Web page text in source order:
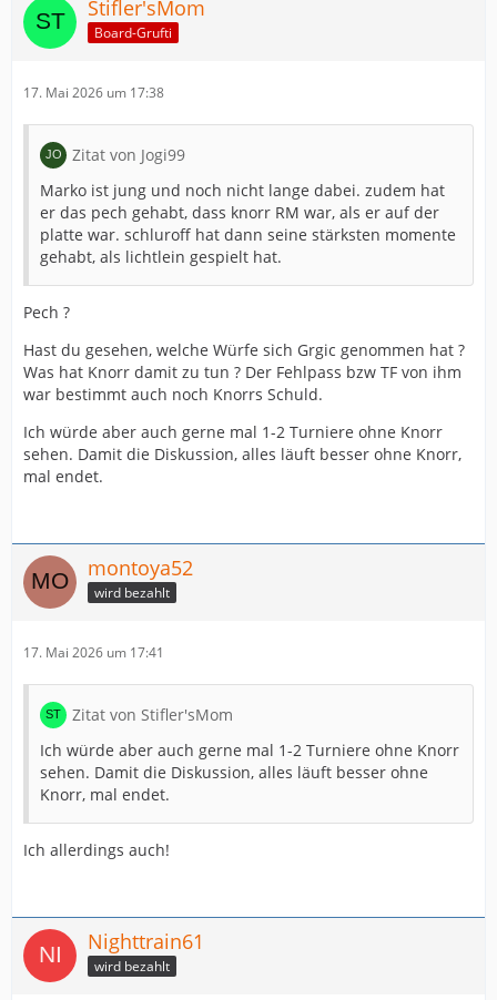
Stifler'sMom
Board-Grufti
17. Mai 2026 um 17:38
Zitat von Jogi99
Marko ist jung und noch nicht lange dabei. zudem hat
er das pech gehabt, dass knorr RM war, als er auf der
platte war. schluroff hat dann seine stärksten momente
gehabt, als lichtlein gespielt hat.
Pech ?
Hast du gesehen, welche Würfe sich Grgic genommen hat ?
Was hat Knorr damit zu tun ? Der Fehlpass bzw TF von ihm
war bestimmt auch noch Knorrs Schuld.
Ich würde aber auch gerne mal 1-2 Turniere ohne Knorr
sehen. Damit die Diskussion, alles läuft besser ohne Knorr,
mal endet.
montoya52
wird bezahlt
17. Mai 2026 um 17:41
Zitat von Stifler'sMom
Ich würde aber auch gerne mal 1-2 Turniere ohne Knorr
sehen. Damit die Diskussion, alles läuft besser ohne
Knorr, mal endet.
Ich allerdings auch!
Nighttrain61
wird bezahlt